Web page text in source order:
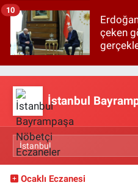
çeken
10
İstanbul
Ocaklı Eczanesi